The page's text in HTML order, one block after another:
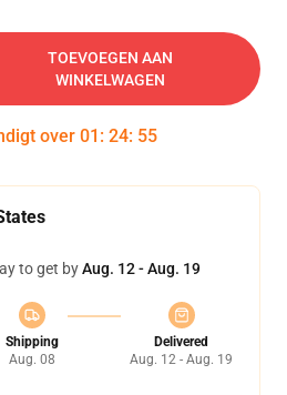
TOEVOEGEN AAN
WINKELWAGEN
over 01 : 24: 54
to get byAug. 12 - Aug. 19
Shipping
Aug. 08
Delivered
Aug. 12 - Aug. 19